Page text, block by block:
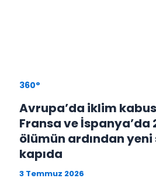
360°
Avrupa’da iklim
Fransa ve İspanya’da
ölümün ardından yeni
kapıda
3 Temmuz 2026